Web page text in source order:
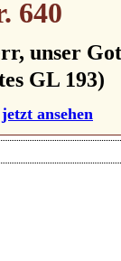
640
unser
GL 193)
jetzt ansehen